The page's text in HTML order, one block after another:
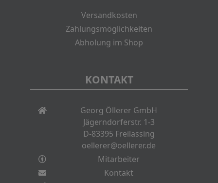
Versandkosten
Zahlungsmöglichkeiten
Abholung im Shop
KONTAKT
Georg Öllerer GmbH
Jägerndorferstr. 1-3
D-83395 Freilassing
oellerer@oellerer.de
Mitarbeiter
Kontakt